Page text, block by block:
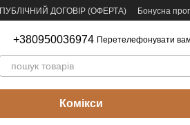
ПУБЛІЧНИЙ ДОГОВІР (ОФЕРТА) Бонусна
+380950036974 Перетелефонувати
Комікси